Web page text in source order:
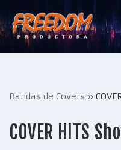
Saltar
Bandas de Covers »
COVER HITS